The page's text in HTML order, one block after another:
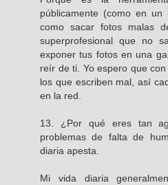
públicamente (como en
como sacar fotos malas
superprofesional que no
exponer tus fotos en una
reír de ti. Yo espero que
los que escriben mal, así
en la red.
13. ¿Por qué eres tan
problemas de falta de
diaria apesta.
Mi vida diaria